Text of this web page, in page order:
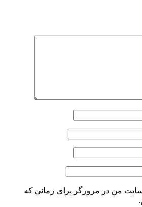
من در مرورگر برای زمانی که